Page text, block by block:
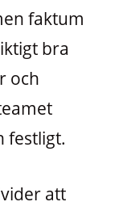
faktum
bra
och
festligt.
att